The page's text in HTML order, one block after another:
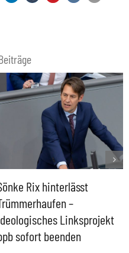
Rix hinterlässt
–
Linksprojekt
sofort beenden